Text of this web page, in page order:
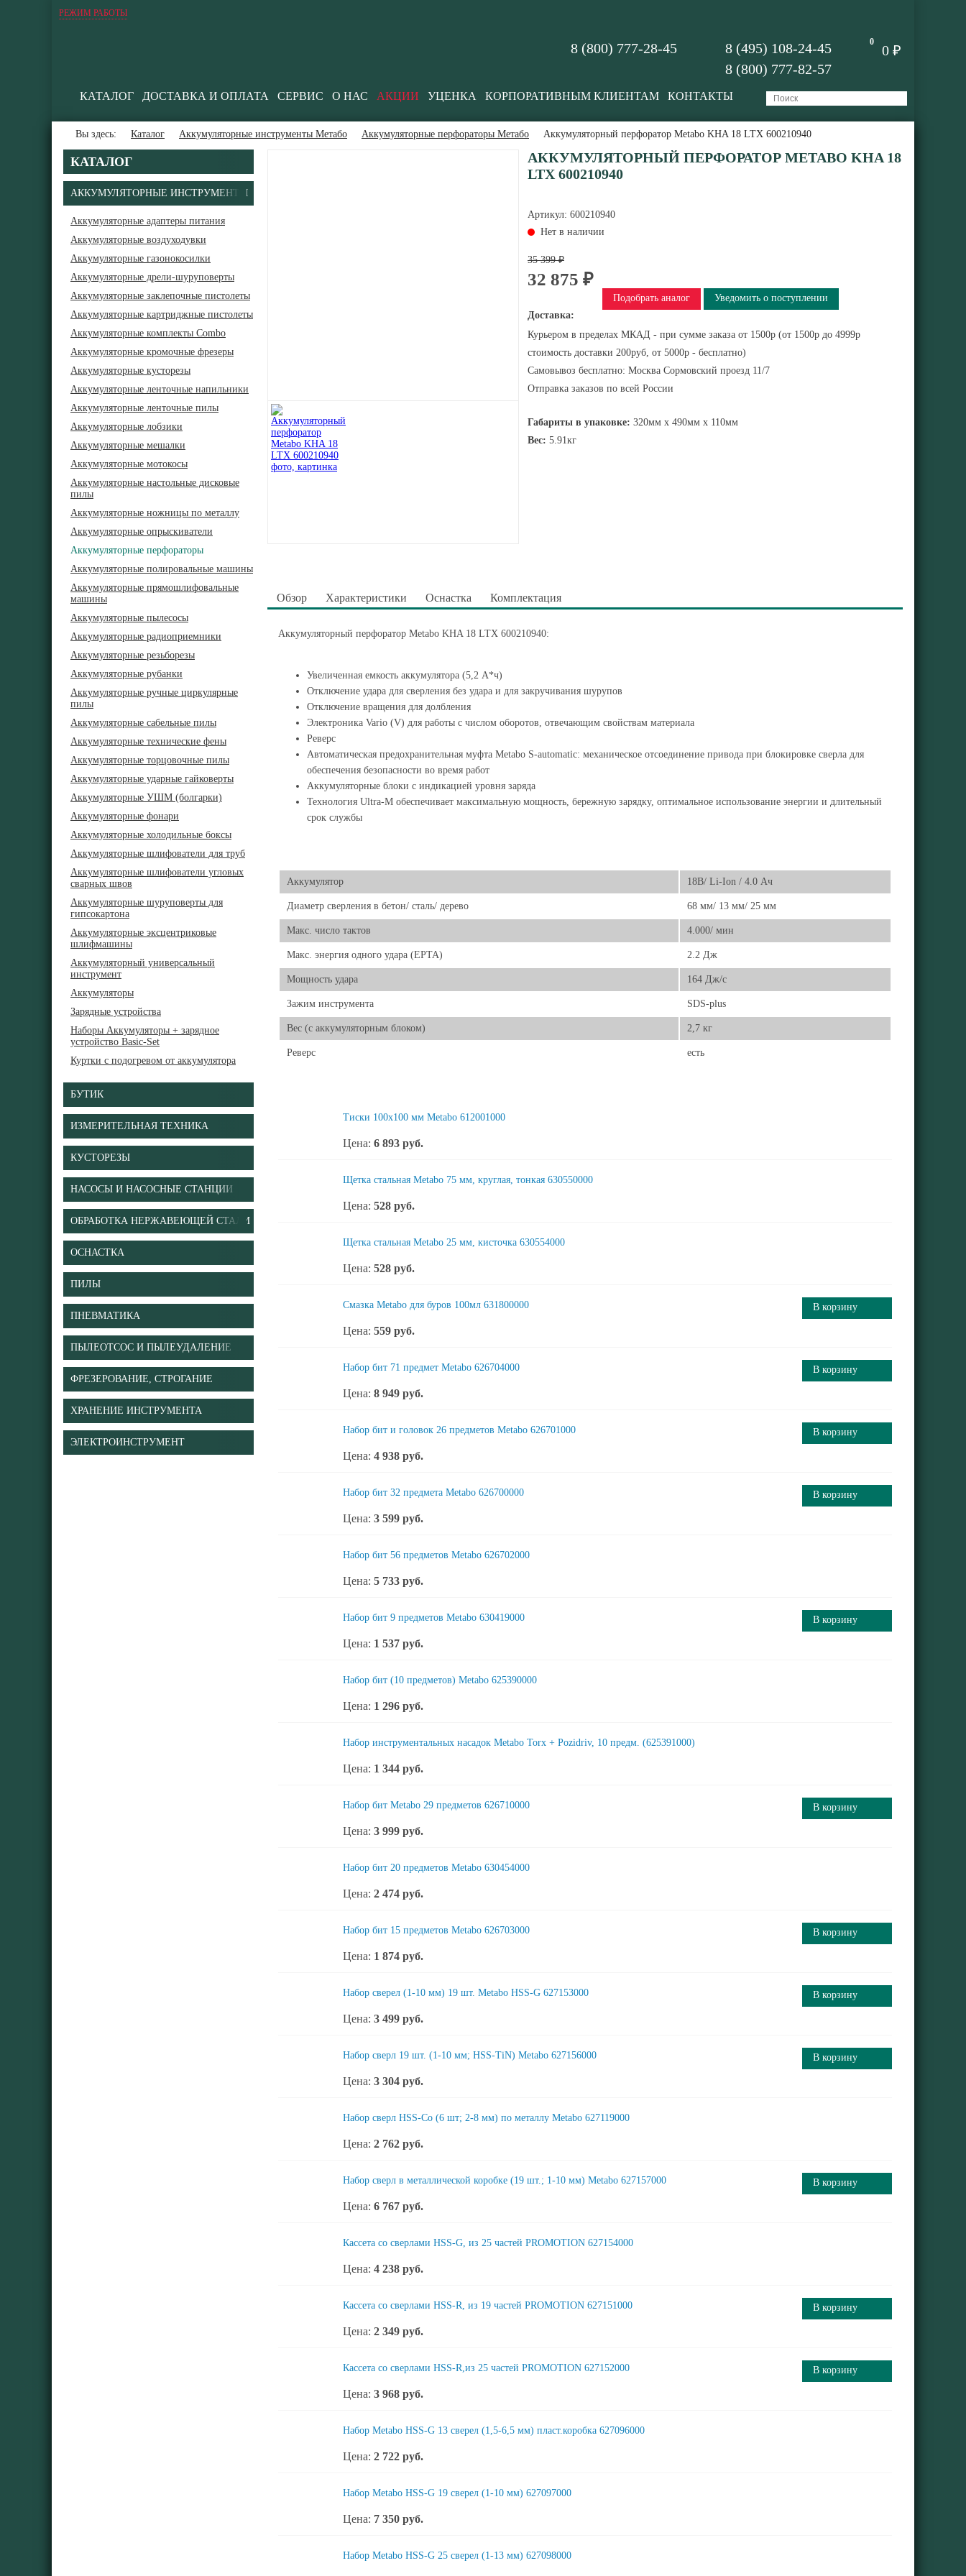
РЕЖИМ РАБОТЫ
0
0 ₽
8 (495) 108-24-45
8 (800) 777-82-57
8 (800) 777-28-45
КАТАЛОГ ДОСТАВКА И ОПЛАТА СЕРВИС О НАС АКЦИИ УЦЕНКА КОРПОРАТИВНЫМ КЛИЕНТАМ КОНТАКТЫ
Вы здесь: Каталог Аккумуляторные инструменты Метабо Аккумуляторные перфораторы Метабо Аккумуляторный перфоратор Metabo KHA 18 LTX 600210940
КАТАЛОГ
АККУМУЛЯТОРНЫЕ ИНСТРУМЕНТЫ
Аккумуляторные адаптеры питания
Аккумуляторные воздуходувки
Аккумуляторные газонокосилки
Аккумуляторные дрели-шуруповерты
Аккумуляторные заклепочные пистолеты
Аккумуляторные картриджные пистолеты
Аккумуляторные комплекты Combo
Аккумуляторные кромочные фрезеры
Аккумуляторные кусторезы
Аккумуляторные ленточные напильники
Аккумуляторные ленточные пилы
Аккумуляторные лобзики
Аккумуляторные мешалки
Аккумуляторные мотокосы
Аккумуляторные настольные дисковые
пилы
Аккумуляторные ножницы по металлу
Аккумуляторные опрыскиватели
Аккумуляторные перфораторы
Аккумуляторные полировальные машины
Аккумуляторные прямошлифовальные
машины
Аккумуляторные пылесосы
Аккумуляторные радиоприемники
Аккумуляторные резьборезы
Аккумуляторные рубанки
Аккумуляторные ручные циркулярные
пилы
Аккумуляторные сабельные пилы
Аккумуляторные технические фены
Аккумуляторные торцовочные пилы
Аккумуляторные ударные гайковерты
Аккумуляторные УШМ (болгарки)
Аккумуляторные фонари
Аккумуляторные холодильные боксы
Аккумуляторные шлифователи для труб
Аккумуляторные шлифователи угловых
сварных швов
Аккумуляторные шуруповерты для
гипсокартона
Аккумуляторные эксцентриковые
шлифмашины
Аккумуляторный универсальный
инструмент
Аккумуляторы
Зарядные устройства
Наборы Аккумуляторы + зарядное
устройство Basic-Set
Куртки с подогревом от аккумулятора
БУТИК
ИЗМЕРИТЕЛЬНАЯ ТЕХНИКА
КУСТОРЕЗЫ
НАСОСЫ И НАСОСНЫЕ СТАНЦИИ
ОБРАБОТКА НЕРЖАВЕЮЩЕЙ СТАЛИ
ОСНАСТКА
ПИЛЫ
ПНЕВМАТИКА
ПЫЛЕОТСОС И ПЫЛЕУДАЛЕНИЕ
ФРЕЗЕРОВАНИЕ, СТРОГАНИЕ
ХРАНЕНИЕ ИНСТРУМЕНТА
ЭЛЕКТРОИНСТРУМЕНТ
АККУМУЛЯТОРНЫЙ ПЕРФОРАТОР METABO KHA 18
LTX 600210940
Артикул: 600210940
Нет в наличии
35 399 ₽
32 875 ₽
Подобрать аналог
Уведомить о поступлении
Доставка:
Курьером в пределах МКАД - при сумме заказа от 1500р (от 1500р до 4999р
стоимость доставки 200руб, от 5000р - бесплатно)
Самовывоз бесплатно: Москва Сормовский проезд 11/7
Отправка заказов по всей России
Габариты в упаковке: 320мм x 490мм x 110мм
Вес: 5.91кг
Обзор Характеристики Оснастка Комплектация
Аккумуляторный перфоратор Metabo KHA 18 LTX 600210940:
Увеличенная емкость аккумулятора (5,2 А*ч)
Отключение удара для сверления без удара и для закручивания шурупов
Отключение вращения для долбления
Электроника Vario (V) для работы с числом оборотов, отвечающим свойствам материала
Реверс
Автоматическая предохранительная муфта Metabo S-automatic: механическое отсоединение привода при блокировке сверла для
обеспечения безопасности во время работ
Аккумуляторные блоки с индикацией уровня заряда
Технология Ultra-M обеспечивает максимальную мощность, бережную зарядку, оптимальное использование энергии и длительный
срок службы
Аккумулятор 18В/ Li-Ion / 4.0 Ач
Диаметр сверления в бетон/ сталь/ дерево 68 мм/ 13 мм/ 25 мм
Макс. число тактов 4.000/ мин
Макс. энергия одного удара (EPTA) 2.2 Дж
Мощность удара 164 Дж/с
Зажим инструмента SDS-plus
Вес (с аккумуляторным блоком) 2,7 кг
Реверс есть
Тиски 100х100 мм Metabo 612001000
Цена: 6 893 руб.
Щетка стальная Metabo 75 мм, круглая, тонкая 630550000
Цена: 528 руб.
Щетка стальная Metabo 25 мм, кисточка 630554000
Цена: 528 руб.
В корзину
Смазка Metabo для буров 100мл 631800000
Цена: 559 руб.
В корзину
Набор бит 71 предмет Metabo 626704000
Цена: 8 949 руб.
В корзину
Набор бит и головок 26 предметов Metabo 626701000
Цена: 4 938 руб.
В корзину
Набор бит 32 предмета Metabo 626700000
Цена: 3 599 руб.
Набор бит 56 предметов Metabo 626702000
Цена: 5 733 руб.
В корзину
Набор бит 9 предметов Metabo 630419000
Цена: 1 537 руб.
Набор бит (10 предметов) Metabo 625390000
Цена: 1 296 руб.
Набор инструментальных насадок Metabo Torx + Pozidriv, 10 предм. (625391000)
Цена: 1 344 руб.
В корзину
Набор бит Metabo 29 предметов 626710000
Цена: 3 999 руб.
Набор бит 20 предметов Metabo 630454000
Цена: 2 474 руб.
В корзину
Набор бит 15 предметов Metabo 626703000
Цена: 1 874 руб.
В корзину
Набор сверел (1-10 мм) 19 шт. Metabo HSS-G 627153000
Цена: 3 499 руб.
В корзину
Набор сверл 19 шт. (1-10 мм; HSS-TiN) Metabo 627156000
Цена: 3 304 руб.
Набор сверл HSS-Co (6 шт; 2-8 мм) по металлу Metabo 627119000
Цена: 2 762 руб.
В корзину
Набор сверл в металлической коробке (19 шт.; 1-10 мм) Metabo 627157000
Цена: 6 767 руб.
Кассета со сверлами HSS-G, из 25 частей PROMOTION 627154000
Цена: 4 238 руб.
В корзину
Кассета со сверлами HSS-R, из 19 частей PROMOTION 627151000
Цена: 2 349 руб.
В корзину
Кассета со сверлами HSS-R,из 25 частей PROMOTION 627152000
Цена: 3 968 руб.
Набор Metabo HSS-G 13 сверел (1,5-6,5 мм) пласт.коробка 627096000
Цена: 2 722 руб.
Набор Metabo HSS-G 19 сверел (1-10 мм) 627097000
Цена: 7 350 руб.
Набор Metabo HSS-G 25 сверел (1-13 мм) 627098000